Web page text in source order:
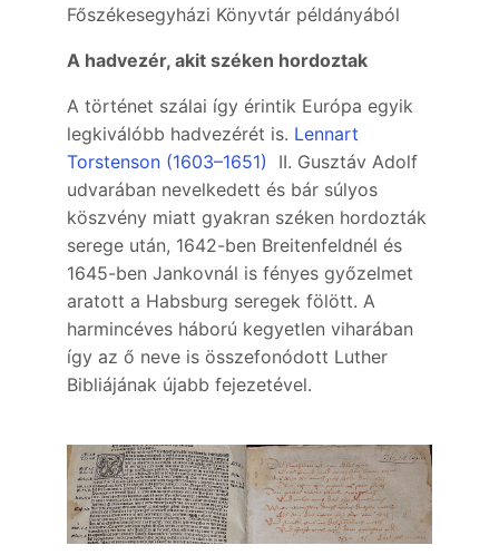
Főszékesegyházi Könyvtár példányából
A hadvezér, akit széken hordoztak
A történet szálai így érintik Európa egyik
legkiválóbb hadvezérét is. Lennart
Torstenson (1603–1651) II. Gusztáv Adolf
udvarában nevelkedett és bár súlyos
köszvény miatt gyakran széken hordozták
serege után, 1642-ben Breitenfeldnél és
1645-ben Jankovnál is fényes győzelmet
aratott a Habsburg seregek fölött. A
harmincéves háború kegyetlen viharában
így az ő neve is összefonódott Luther
Bibliájának újabb fejezetével.